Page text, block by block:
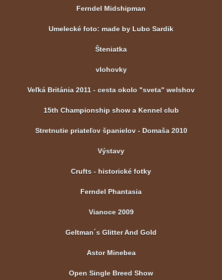
Ferndel Midshipman
Umelecké foto: made by Lubo Sardik
Šteniatka
vlohovky
Veľká Británia 2011 - cesta okolo "sveta" welshov
15th Championship show a Kennel club
Stretnutie priateľov španielov - Domaša 2010
Výstavy
Crufts - historické fotky
Ferndel Phantasia
Vianoce 2009
Geltman´s Glitter And Gold
Astor Minebea
Open Single Breed Show